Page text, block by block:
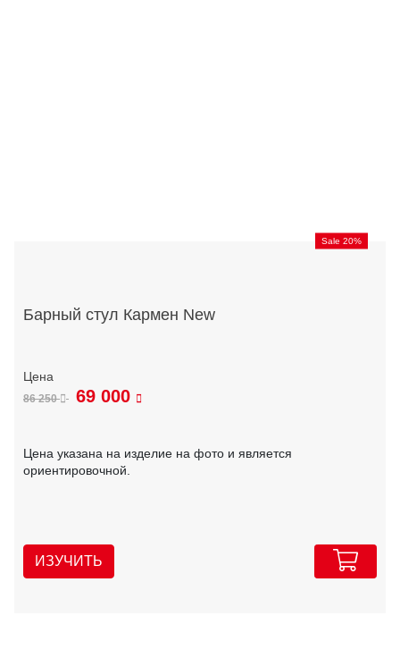
Sale 20%
Барный стул Кармен New
86 250 69 000
Цена указана на изделие на фото и является
ориентировочной.
ИЗУЧИТЬ